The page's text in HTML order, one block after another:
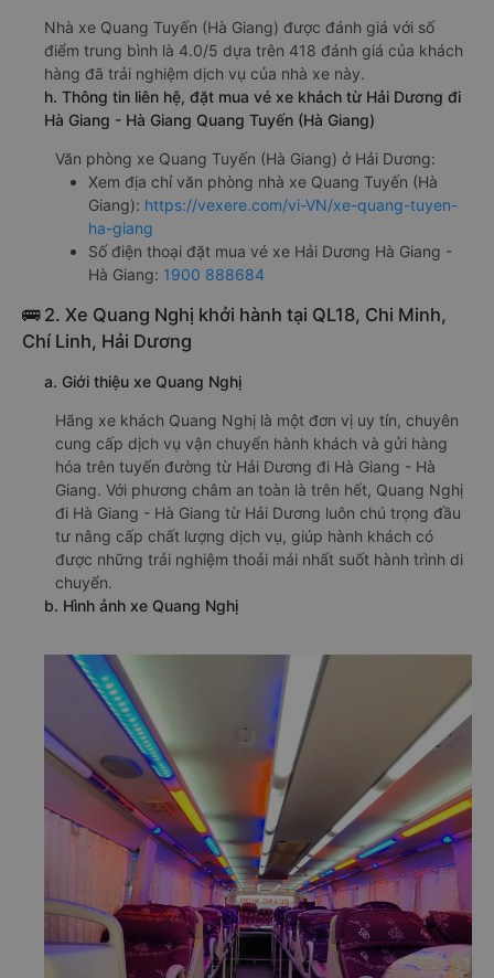
Nhà xe Quang Tuyến (Hà Giang) được đánh giá với số
điểm trung bình là 4.0/5 dựa trên 418 đánh giá của khách
hàng đã trải nghiệm dịch vụ của nhà xe này.
h. Thông tin liên hệ, đặt mua vé xe khách từ Hải Dương đi
Hà Giang - Hà Giang Quang Tuyến (Hà Giang)
Văn phòng xe Quang Tuyến (Hà Giang) ở Hải Dương:
Xem địa chỉ văn phòng nhà xe Quang Tuyến (Hà
Giang): https://vexere.com/vi-VN/xe-quang-tuyen-
ha-giang
Số điện thoại đặt mua vé xe Hải Dương Hà Giang -
Hà Giang: 1900 888684
🚌 2. Xe Quang Nghị khởi hành tại QL18, Chi Minh,
Chí Linh, Hải Dương
a. Giới thiệu xe Quang Nghị
Hãng xe khách Quang Nghị là một đơn vị uy tín, chuyên
cung cấp dịch vụ vận chuyển hành khách và gửi hàng
hóa trên tuyến đường từ Hải Dương đi Hà Giang - Hà
Giang. Với phương châm an toàn là trên hết, Quang Nghị
đi Hà Giang - Hà Giang từ Hải Dương luôn chú trọng đầu
tư nâng cấp chất lượng dịch vụ, giúp hành khách có
được những trải nghiệm thoải mái nhất suốt hành trình di
chuyển.
b. Hình ảnh xe Quang Nghị